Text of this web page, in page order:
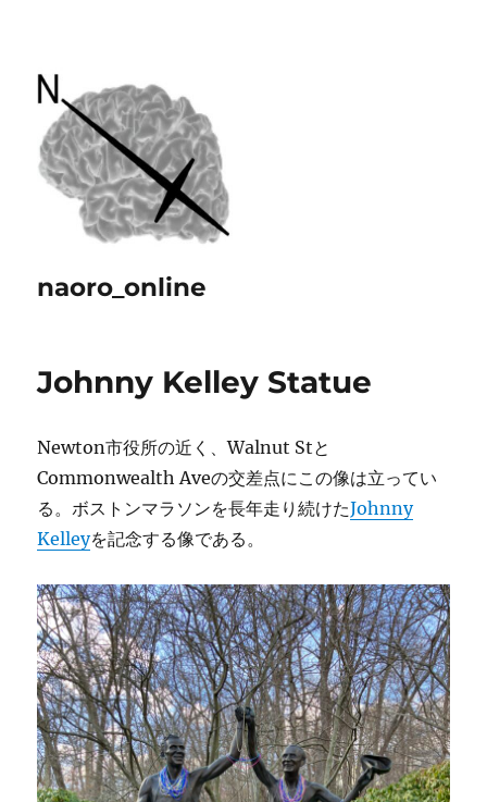
naoro_online
Johnny Kelley Statue
Newton市役所の近く、Walnut Stと
Commonwealth Aveの交差点にこの像は立ってい
る。ボストンマラソンを長年走り続けたJohnny
Kelleyを記念する像である。